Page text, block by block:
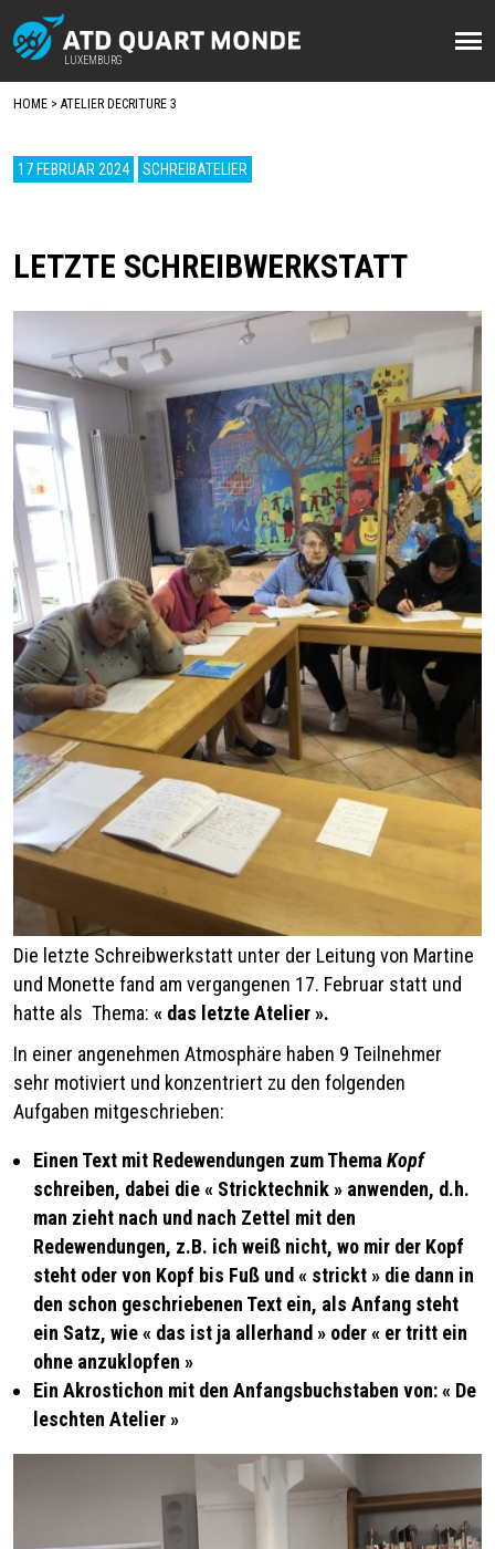
LUXEMBURG
Direkt
zum
Inhalt
LUXEMBURG
HOME ATELIER DECRITURE 3
17 FEBRUAR 2024 SCHREIBATELIER
LETZTE SCHREIBWERKSTATT
Die letzte Schreibwerkstatt unter der Leitung von Martine
und Monette fand am vergangenen 17. Februar statt und
hatte als Thema: « das letzte Atelier ».
In einer angenehmen Atmosphäre haben 9 Teilnehmer
sehr motiviert und konzentriert zu den folgenden
Aufgaben mitgeschrieben:
Einen Text mit Redewendungen zum Thema Kopf
schreiben, dabei die« Stricktechnik » anwenden, d.h.
man zieht nach und nach Zettel mit den
Redewendungen, z.B. ich weiß nicht, wo mir der Kopf
steht oder von Kopf bis Fuß und « strickt » die dann in
den schon geschriebenen Text ein, als Anfang steht
ein Satz, wie« das ist ja allerhand » oder« er tritt ein
ohne anzuklopfen »
Ein Akrostichon mit den Anfangsbuchstaben von:« De
leschten Atelier »